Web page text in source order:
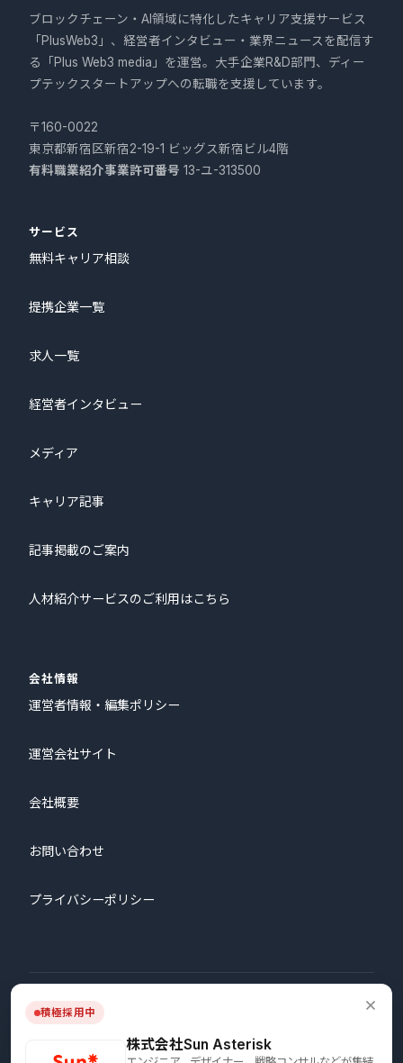
積極採用中
株式会社Sun Asterisk
ブロックチェーン・AI領域に特化したキャリア支援サービス
「PlusWeb3」、経営者インタビュー・業界ニュースを配信す
る「Plus Web3 media」を運営。大手企業R&D部門、ディー
プテックスタートアップへの転職を支援しています。
〒160-0022
東京都新宿区新宿2-19-1 ビッグス新宿ビル4階
有料職業紹介事業許可番号 13-ユ-313500
サービス
無料キャリア相談
提携企業一覧
求人一覧
経営者インタビュー
メディア
キャリア記事
記事掲載のご案内
人材紹介サービスのご利用はこちら
会社情報
運営者情報・編集ポリシー
運営会社サイト
会社概要
お問い合わせ
プライバシーポリシー